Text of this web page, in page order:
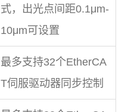
式，出光点间距0.1μm-
10μm可设置
最多支持32个EtherCA
T伺服驱动器同步控制